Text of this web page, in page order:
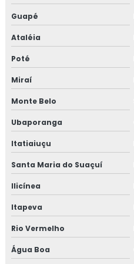
Guapé
Ataléia
Poté
Miraí
Monte Belo
Ubaporanga
Itatiaiuçu
Santa Maria do Suaçuí
Ilicínea
Itapeva
Rio Vermelho
Água Boa